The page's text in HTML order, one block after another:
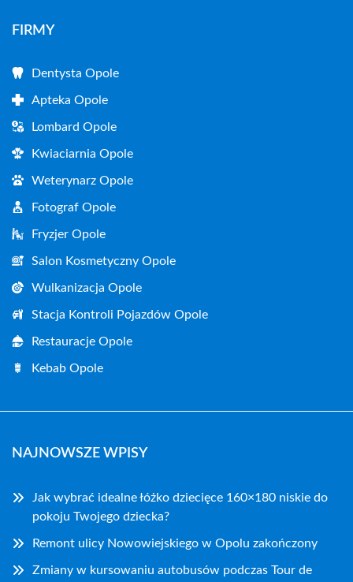
FIRMY
Dentysta Opole
Apteka Opole
Lombard Opole
Kwiaciarnia Opole
Weterynarz Opole
Fotograf Opole
Fryzjer Opole
Salon Kosmetyczny Opole
Wulkanizacja Opole
Stacja Kontroli Pojazdów Opole
Restauracje Opole
Kebab Opole
NAJNOWSZE WPISY
Jak wybrać idealne łóżko dziecięce 160×180 niskie do
pokoju Twojego dziecka?
Remont ulicy Nowowiejskiego w Opolu zakończony
Zmiany w kursowaniu autobusów podczas Tour de